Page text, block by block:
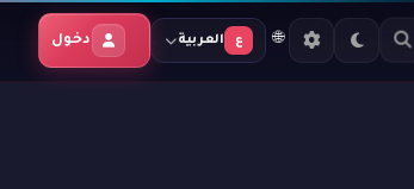
🌐 ع العربية دخول